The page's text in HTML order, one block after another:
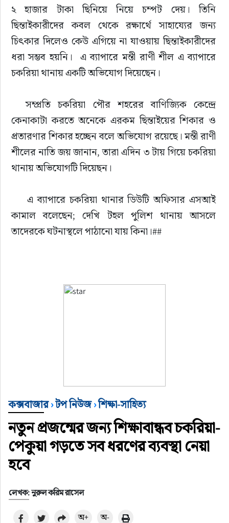
২ হাজার টাকা ছিনিয়ে নিয়ে চম্পট দেয়। তিনি
ছিন্তাইকারীদের কবল থেকে রক্ষার্থে সাহায্যের জন্য
চিৎকার দিলেও কেউ এগিয়ে না যাওয়ায় ছিন্তাইকারীদের
ধরা সম্ভব হয়নি।  এ ব্যাপারে মন্তী রাণী শীল এ ব্যাপারে
চকরিয়া থানায় একটি অভিযোগ দিয়েছেন।
  সম্প্রতি চকরিয়া পৌর শহরের বাণিজ্যিক কেন্দ্রে
কেনাকাটা করতে অনেকে এরকম ছিন্তাইয়ের শিকার ও
প্রতারণার শিকার হচ্ছেন বলে অভিযোগ রয়েছে। মন্তী রাণী
শীলের নাতি জয় জানান, তারা এদিন ৩ টায় গিয়ে চকরিয়া
থানায় অভিযোগটি দিয়েছন।
    এ ব্যাপারে চকরিয়া থানার ডিউটি অফিসার এসআই
কামাল বলেছেন; দেখি টহল পুলিশ থানায় আসলে
তাদেরকে ঘটনাস্থলে পাঠানো যায় কিনা।##
কক্সবাজার›টপ নিউজ›শিক্ষা-সাহিত্য
নতুন প্রজন্মের জন্য শিক্ষাবান্ধব চকরিয়া-
পেকুয়া গড়তে সব ধরণের ব্যবস্থা নেয়া
হবে
লেখক: নুরুল করিম রাসেল
অ+ অ-